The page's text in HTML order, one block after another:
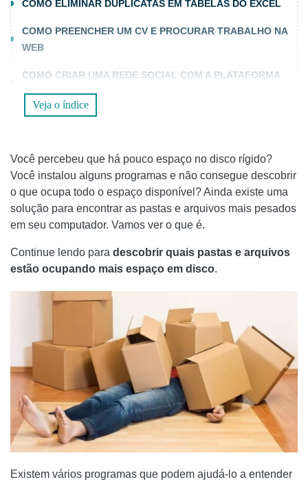
COMO ELIMINAR DUPLICATAS EM TABELAS DO EXCEL
COMO PREENCHER UM CV E PROCURAR TRABALHO NA
WEB
COMO CRIAR UMA REDE SOCIAL COM A PLATAFORMA
NING
COMO CALCULAR O ESPAÇO OCUPADO POR TABELAS E
COMO DELETAR UM ESPAÇO ANTES DO TEXTO NO
EXCEL
COMO RECUPERAR ARQUIVOS APAGADOS EM SEU PC
ADICIONE UM COMENTÁRIO EM DESCUBRA QUAIS
PASTAS E ARQUIVOS ESTÃO OCUPANDO MAIS ESPAÇO
EM DISCO
SOFTWARE
SONCHI SONO PARA AMANTES DA REALIDADE VIRTUAL?
QUE INFORMAÇÕES COMPARTILHAMOS?
🤖QUAIS SÃO OS MELHORES PRODUTOS DE REALIDADE
VIRTUAL?
CONFIRA NOSSOS MELHORES ARTIGOS!
PROGRAMAS PARA DELETAR ARQUIVOS NÃO
Veja o índice
Você percebeu que há pouco espaço no disco rígido?
Você instalou alguns programas e não consegue descobrir
o que ocupa todo o espaço disponível? Ainda existe uma
solução para encontrar as pastas e arquivos mais pesados
​​em seu computador. Vamos ver o que é.
Continue lendo para descobrir quais pastas e arquivos
estão ocupando mais espaço em disco.
Existem vários programas que podem ajudá-lo a entender